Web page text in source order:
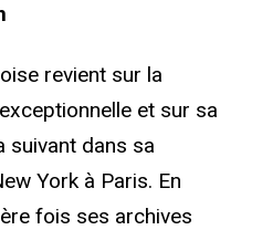
revient sur la
et sur sa
suivant dans sa
York à Paris. En
fois ses archives